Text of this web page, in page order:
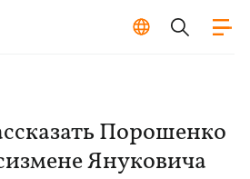
Порошенко
Януковича